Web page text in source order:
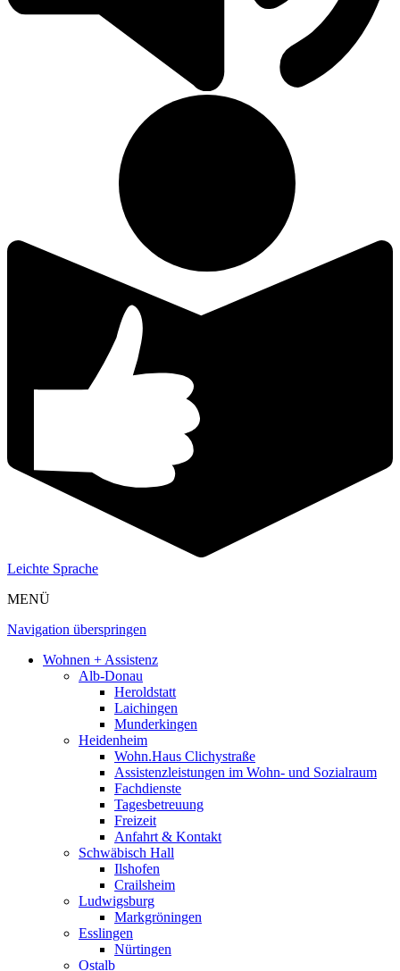
Leichte Sprache
MENÜ
Navigation überspringen
Wohnen + Assistenz
Alb-Donau
Heroldstatt
Laichingen
Munderkingen
Heidenheim
Wohn.Haus Clichystraße
Assistenzleistungen im Wohn- und Sozialraum
Fachdienste
Tagesbetreuung
Freizeit
Anfahrt & Kontakt
Schwäbisch Hall
Ilshofen
Crailsheim
Ludwigsburg
Markgröningen
Esslingen
Nürtingen
Ostalb